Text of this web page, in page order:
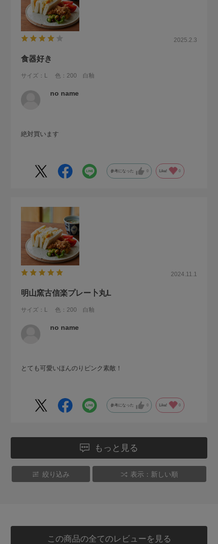
2025.2.3
食器好き
サイズ：L 色：200 白釉
no name
絶対買います
参考になった 0 Like! 0
2024.11.1
明山窯古信楽プレー卜丸L
サイズ：L 色：200 白釉
no name
とても可愛いほんのりピンク素敵！
参考になった 0 Like! 0
もっと見る
絞り込み 表示：新しい順
この商品の全てのレビューを見る